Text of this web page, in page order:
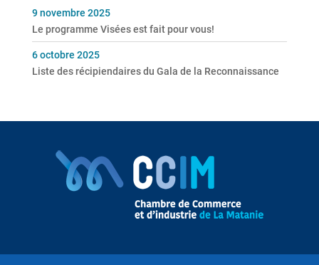
Le programme Visées est fait pour vous!
9 novembre 2025
Liste des récipiendaires du Gala de la Reconnaissance
6 octobre 2025